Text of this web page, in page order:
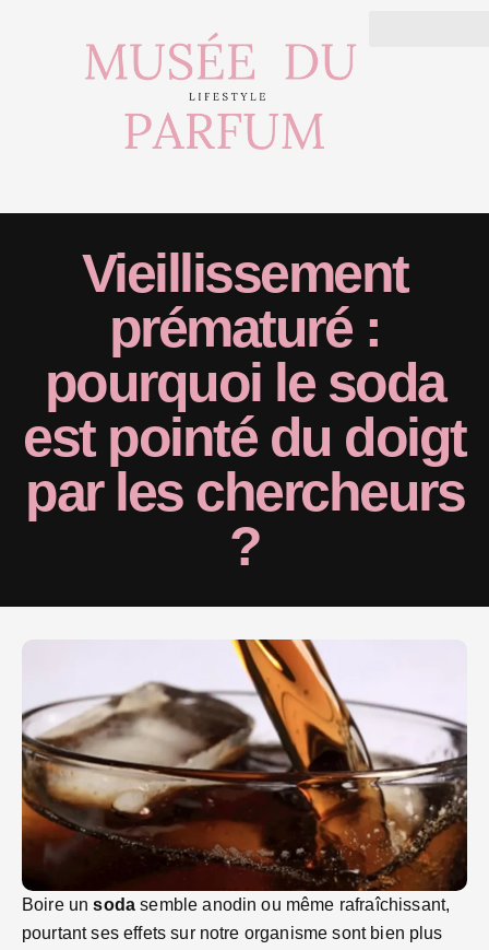
Vieillissement
prématuré :
pourquoi le soda
est pointé du doigt
par les chercheurs
?
Boire unsoda semble anodin ou même rafraîchissant,
pourtant ses effets sur notre organisme sont bien plus